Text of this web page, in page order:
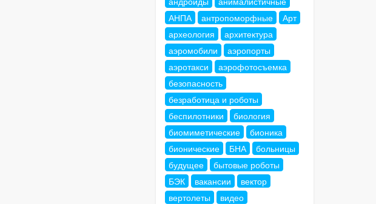
АНПА
антропоморфные
Арт
археология
архитектура
аэромобили
аэропорты
аэротакси
аэрофотосъемка
безопасность
безработица и роботы
беспилотники
биология
биомиметические
бионика
бионические
БНА
больницы
будущее
бытовые роботы
БЭК
вакансии
вектор
вертолеты
видео